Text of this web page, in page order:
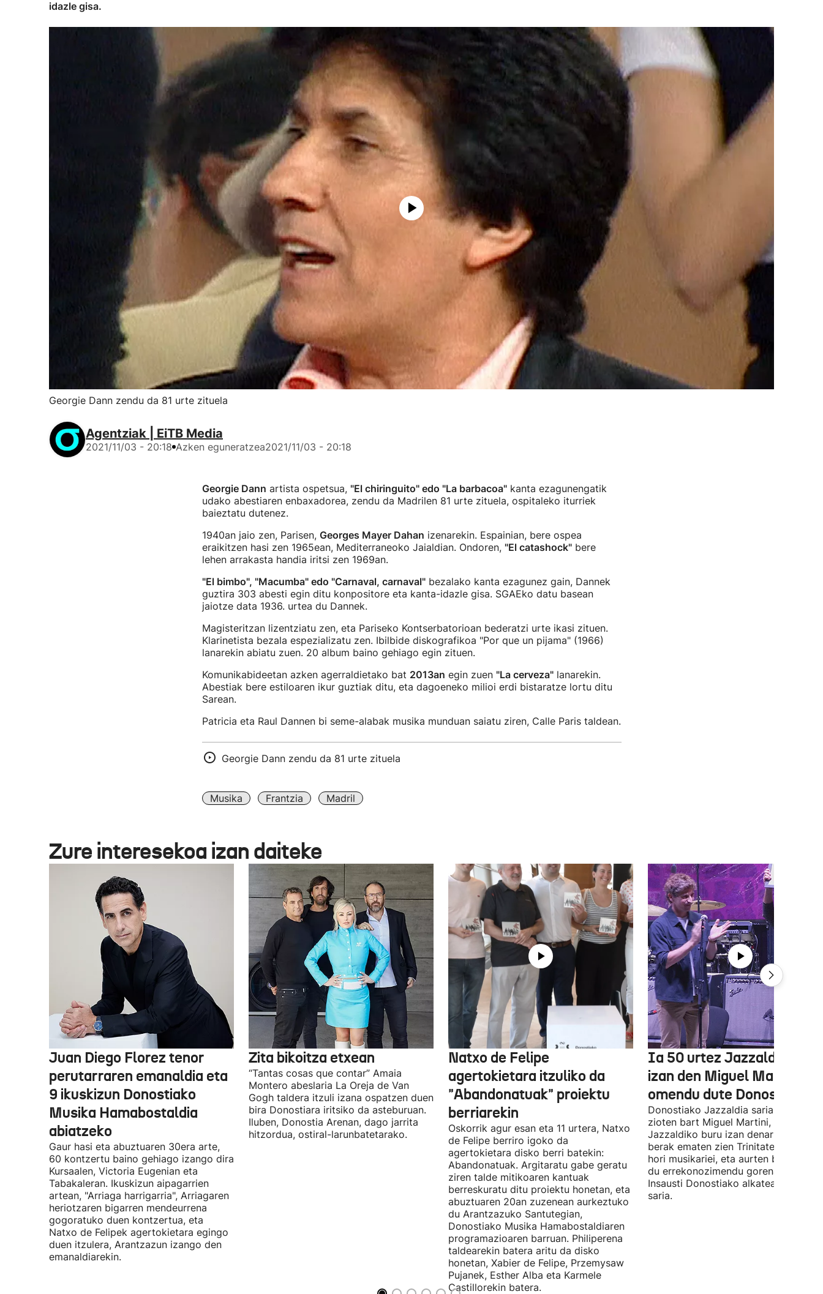
idazle gisa.
Georgie Dann zendu da 81 urte zituela
Agentziak | EiTB Media
2021/11/03 - 20:18 Azken eguneratzea2021/11/03 - 20:18
Georgie Dann artista ospetsua, "El chiringuito" edo "La barbacoa"kanta ezagunengatik
udako abestiaren enbaxadorea, zendu da Madrilen 81 urte zituela, ospitaleko iturriek
baieztatu dutenez.
1940an jaio zen, Parisen, Georges Mayer Dahan izenarekin. Espainian, bere ospea
eraikitzen hasi zen 1965ean, Mediterraneoko Jaialdian. Ondoren, "El catashock"bere
lehen arrakasta handia iritsi zen 1969an.
"El bimbo", "Macumba" edo "Carnaval, carnaval"bezalako kanta ezagunez gain, Dannek
guztira 303 abesti egin ditu konpositore eta kanta-idazle gisa. SGAEko datu basean
jaiotze data 1936. urtea du Dannek.
Magisteritzan lizentziatu zen, eta Pariseko Kontserbatorioan bederatzi urte ikasi zituen.
Klarinetista bezala espezializatu zen. Ibilbide diskografikoa "Por que un pijama" (1966)
lanarekin abiatu zuen. 20 album baino gehiago egin zituen.
Komunikabideetan azken agerraldietako bat 2013an egin zuen "La cerveza"lanarekin.
Abestiak bere estiloaren ikur guztiak ditu, eta dagoeneko milioi erdi bistaratze lortu ditu
Sarean.
Patricia eta Raul Dannen bi seme-alabak musika munduan saiatu ziren, Calle Paris taldean.
Georgie Dann zendu da 81 urte zituela
Musika Frantzia Madril
Zure interesekoa izan daiteke
Juan Diego Florez tenor
perutarraren emanaldia eta
9 ikuskizun Donostiako
Musika Hamabostaldia
abiatzeko
Gaur hasi eta abuztuaren 30era arte,
60 kontzertu baino gehiago izango dira
Kursaalen, Victoria Eugenian eta
Tabakaleran. Ikuskizun aipagarrien
artean, "Arriaga harrigarria", Arriagaren
heriotzaren bigarren mendeurrena
gogoratuko duen kontzertua, eta
Natxo de Felipek agertokietara egingo
duen itzulera, Arantzazun izango den
emanaldiarekin.
Zita bikoitza etxean
“Tantas cosas que contar” Amaia
Montero abeslaria La Oreja de Van
Gogh taldera itzuli izana ospatzen duen
bira Donostiara iritsiko da asteburuan.
Iluben, Donostia Arenan, dago jarrita
hitzordua, ostiral-larunbatetarako.
Natxo de Felipe
agertokietara itzuliko da
"Abandonatuak" proiektu
berriarekin
Oskorrik agur esan eta 11 urtera, Natxo
de Felipe berriro igoko da
agertokietara disko berri batekin:
Abandonatuak. Argitaratu gabe geratu
ziren talde mitikoaren kantuak
berreskuratu ditu proiektu honetan, eta
abuztuaren 20an zuzenean aurkeztuko
du Arantzazuko Santutegian,
Donostiako Musika Hamabostaldiaren
programazioaren barruan. Philiperena
taldearekin batera aritu da disko
honetan, Xabier de Felipe, Przemysaw
Pujanek, Esther Alba eta Karmele
Castillorekin batera.
Ia 50 urtez Jazzaldiko
izan den Miguel Martin
omendu dute Donostian
Donostiako Jazzaldia saria eman
zioten bart Miguel Martini, ia 50
Jazzaldiko buru izan denari. Orain
berak ematen zien Trinitate Plazan
hori musikariei, eta aurten berak jaso
du errekonozimendu gorena. Jon
Insausti Donostiako alkateak eman
saria.